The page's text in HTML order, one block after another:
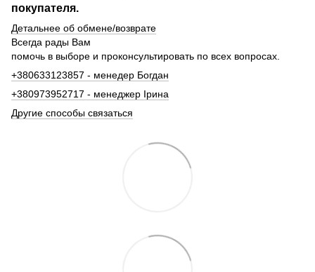
покупателя.
Детальнее об обмене/возврате
Всегда рады Вам
помочь в выборе и проконсультировать по всех вопросах.
+380633123857 - менедер Богдан
+380973952717 - менеджер Ірина
Другие способы связаться